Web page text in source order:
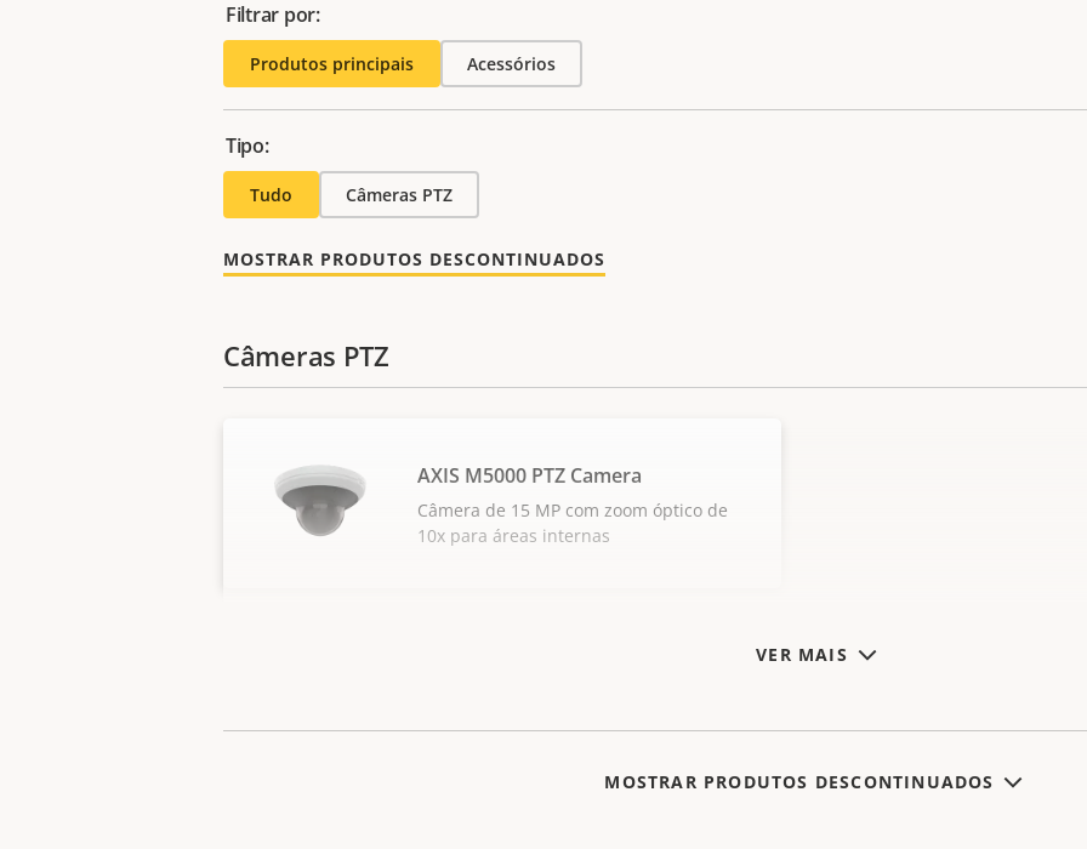
Filtrar por:
Produtos principais Acessórios
Tipo:
Tudo Câmeras PTZ
MOSTRAR PRODUTOS DESCONTINUADOS
VER MAIS
Câmeras PTZ
AXIS M5000 PTZ Camera
Câmera de 15 MP com zoom óptico de
10x para áreas internas
MOSTRAR PRODUTOS DESCONTINUADOS